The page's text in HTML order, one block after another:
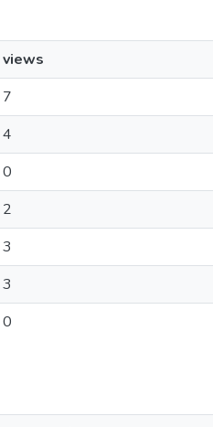
views
7
4
0
2
3
3
0